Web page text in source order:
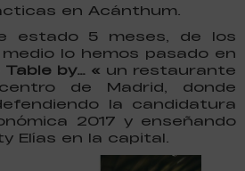
en Acánthum.
estado 5 meses, de los
lo hemos pasado en
by… « un restaurante
de Madrid, donde
la candidatura
2017 y enseñando
Elías en la capital.